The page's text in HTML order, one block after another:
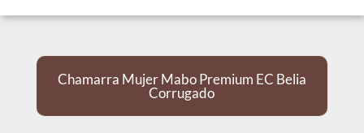
Chamarra Mujer Mabo Premium EC Belia
Corrugado